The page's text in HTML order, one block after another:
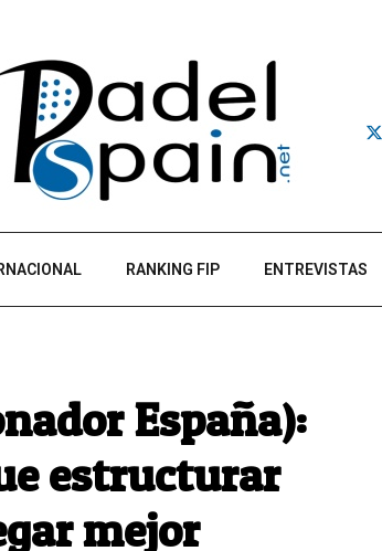
RANKING FIP ENTREVISTAS
España):
estructurar
mejor